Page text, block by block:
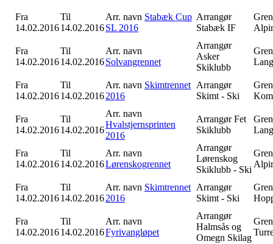
Fra
14.02.2016
Til
14.02.2016
Arr. navn Stabæk Cup
SL 2016
Arrangør
Stabæk IF
Gren
Fra
14.02.2016
Til
14.02.2016
Arr. navn
Solvangrennet
Arrangør
Asker
Skiklubb
Gren
Fra
14.02.2016
Til
14.02.2016
Arr. navn Skimtrennet
2016
Arrangør
Skimt - Ski
Gren
Fra
14.02.2016
Til
14.02.2016
Arr. navn
Hvalstjernsprinten
2016
Arrangør Fet
Skiklubb
Gren
Fra
14.02.2016
Til
14.02.2016
Arr. navn
Lørenskogrennet
Arrangør
Lørenskog
Skiklubb - Ski
Gren
Fra
14.02.2016
Til
14.02.2016
Arr. navn Skimtrennet
2016
Arrangør
Skimt - Ski
Gren
Fra
14.02.2016
Til
14.02.2016
Arr. navn
Fyrivangløpet
Arrangør
Halmsås og
Omegn Skilag
Gren